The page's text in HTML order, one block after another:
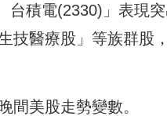
台積電(2330)」表現
技醫療股」等族群股
間美股走勢變數。